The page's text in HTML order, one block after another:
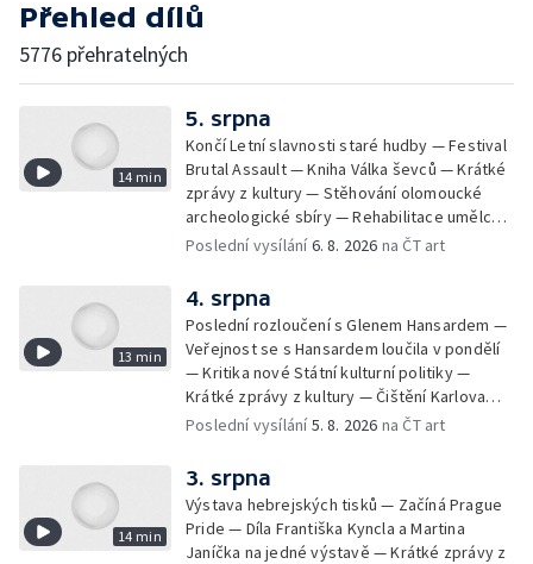
Přehled dílů
5776 přehratelných
14 min
5. srpna
Končí Letní slavnosti staré hudby — Festival
Brutal Assault — Kniha Válka ševců — Krátké
zprávy z kultury — Stěhování olomoucké
archeologické sbíry — Rehabilitace umělce
Milana Knížáka — Trailer na film Osamělý vlk
Poslední vysílání6. 8. 2026 na ČT art
13 min
4. srpna
Poslední rozloučení s Glenem Hansardem —
Veřejnost se s Hansardem loučila v pondělí
— Kritika nové Státní kulturní politiky —
Krátké zprávy z kultury — Čištění Karlova
mostu — Archeologický výzkum na
neslyšící
Poslední vysílání5. 8. 2026 na ČT art
14 min
3. srpna
Výstava hebrejských tisků — Začíná Prague
Pride — Díla Františka Kyncla a Martina
Janíčka na jedné výstavě — Krátké zprávy z